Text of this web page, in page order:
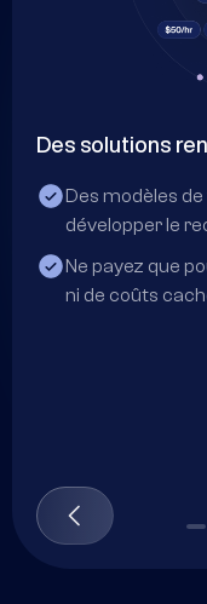
vous aident à
dépenser.
de frais initiaux